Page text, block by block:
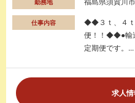
勤務地
仕事内容
◆◆３ｔ、４ｔ
便！！◆◆●輸
定期便です。...
求人